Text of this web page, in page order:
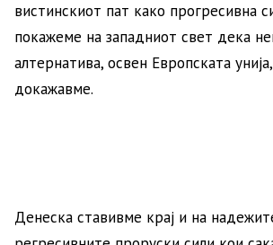
вистинскиот пат како прогресивна
покажеме на западниот свет дека
алтернатива, освен Европската
докажавме.
Денеска ставивме крај и на